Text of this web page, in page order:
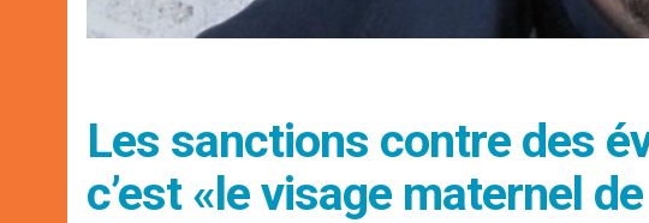
Les sanctions contre des
c’est «le visage maternel de